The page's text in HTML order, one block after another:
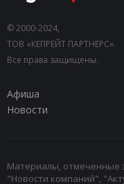
© 2000-2024,
ТОВ «КЕПРЕЙТ ПАРТНЕРС».
Все права защищены.
Афиша
Новости
Материалы, отмеченные
"Новости компаний",